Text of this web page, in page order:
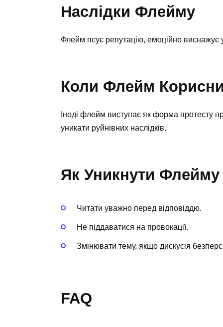
Наслідки Флейму
Флейм псує репутацію, емоційно виснажує
Коли Флейм
Іноді флейм виступає як форма протесту
уникати руйнівних наслідків.
Як Уникнути Флейму
Читати уважно перед відповіддю.
Не піддаватися на провокації.
Змінювати тему, якщо дискусія
FAQ